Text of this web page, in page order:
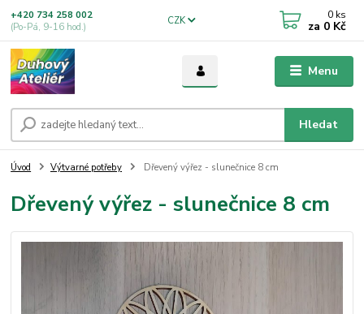
Menu
CZK
Hledat
+420 734 258 002
(Po-Pá, 9-16 hod.)
0 ks
za 0 Kč
Úvod Výtvarné potřeby Dřevený výřez - slunečnice 8 cm
Dřevený výřez - slunečnice 8 cm